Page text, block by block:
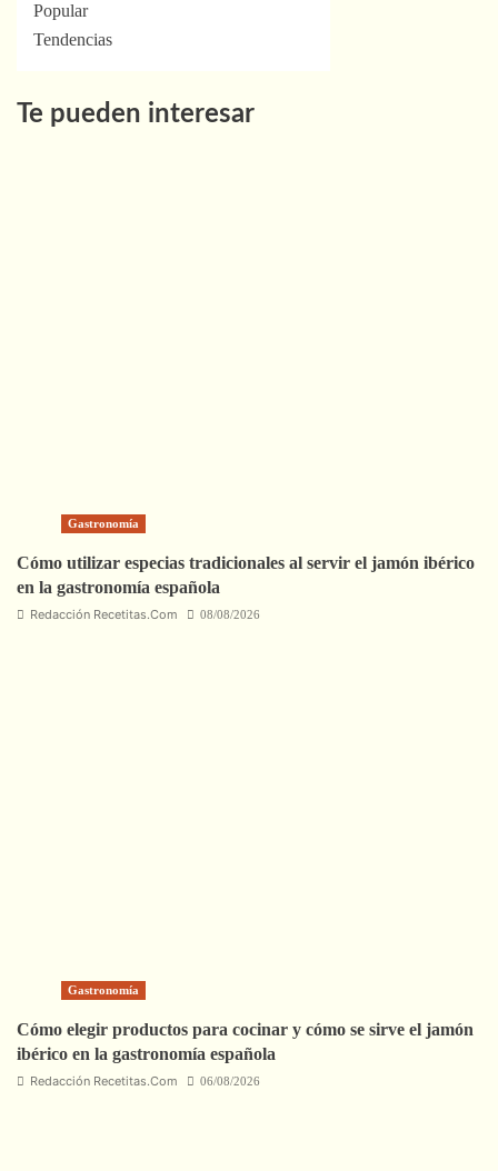
Popular
Tendencias
Te pueden interesar
Gastronomía
Cómo utilizar especias tradicionales al servir el jamón ibérico
en la gastronomía española
Redacción Recetitas.Com 08/08/2026
Gastronomía
Cómo elegir productos para cocinar y cómo se sirve el jamón
ibérico en la gastronomía española
Redacción Recetitas.Com 06/08/2026